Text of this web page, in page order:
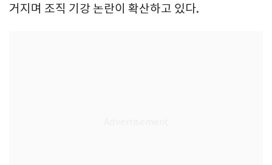
거지며 조직 기강 논란이 확산하고 있다.